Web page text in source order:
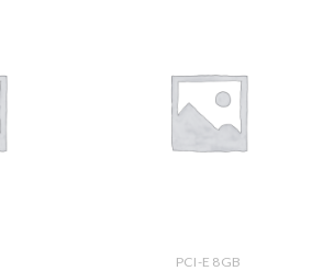
PCI-E 8GB